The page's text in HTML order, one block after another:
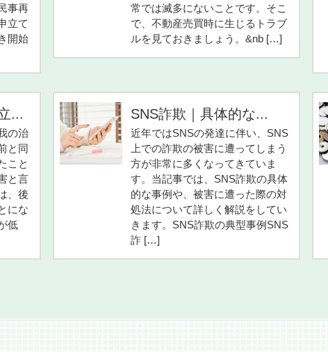
事再
立て
開始
常では滅多にないことです。そこ
で、不動産売買時に生じるトラブ
ルを見ておきましょう。&nb […]
...
の治
と同
こと
と言
、後
にな
低
SNS詐欺｜具体的な...
近年ではSNSの発達に伴い、SNS
上での詐欺の被害に遭ってしまう
方が非常に多くなってきていま
す。当記事では、SNS詐欺の具体
的な事例や、被害に遭った際の対
処法について詳しく解説をしてい
きます。SNS詐欺の典型事例SNS
詐 […]